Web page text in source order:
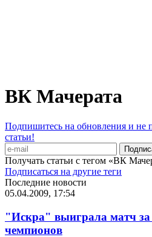
ВК Мачерата
Подпишитесь на обновления и не
статьи!
Получать статьи с тегом «ВК
Подписаться на другие теги
Последние новости
05.04.2009, 17:54
"Искра" выиграла матч за
чемпионов